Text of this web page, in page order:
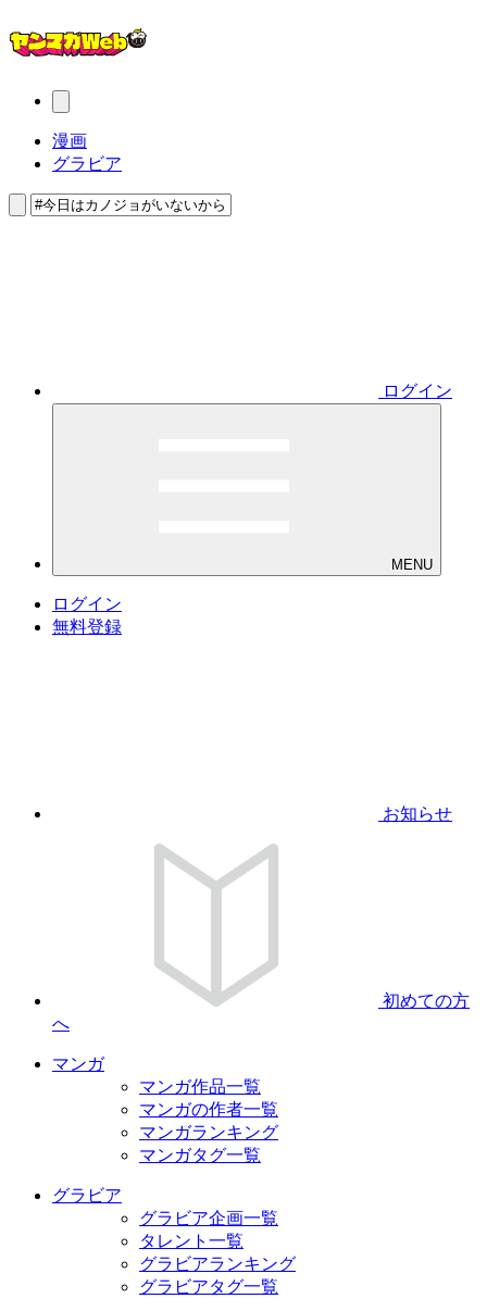
漫画
グラビア
ログイン
MENU
ログイン
無料登録
お知らせ
初めての方
へ
マンガ
マンガ作品一覧
マンガの作者一覧
マンガランキング
マンガタグ一覧
グラビア
グラビア企画一覧
タレント一覧
グラビアランキング
グラビアタグ一覧